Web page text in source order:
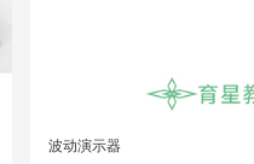
波动演示器